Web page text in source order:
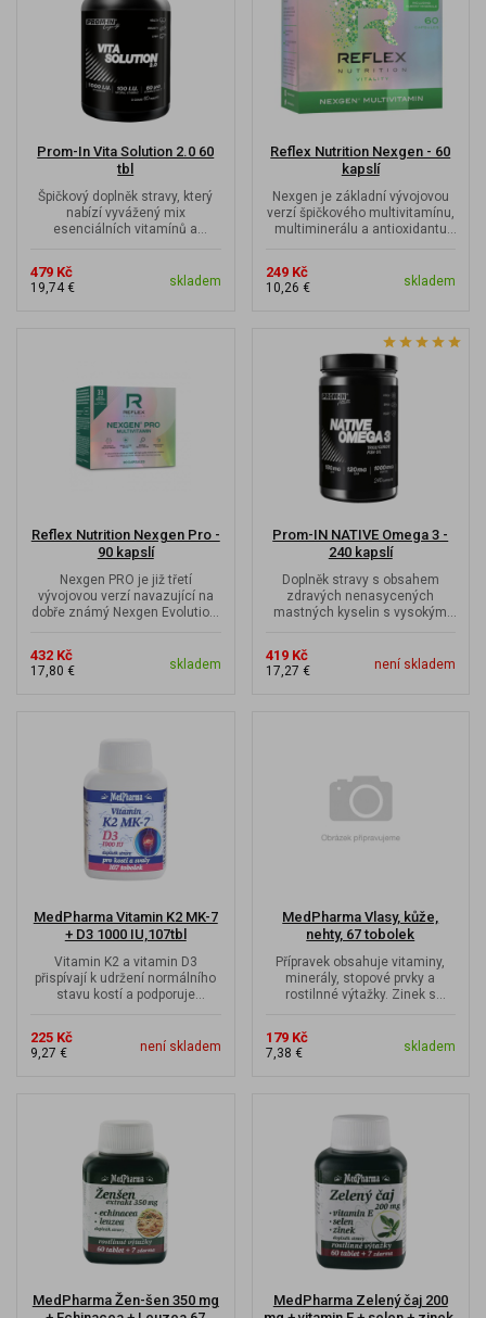
Prom-In Vita Solution 2.0 60
tbl
Špičkový doplněk stravy, který
nabízí vyvážený mix
esenciálních vitamínů a
479 Kč
19,74 € skladem
Reflex Nutrition Nexgen - 60
kapslí
Nexgen je základní vývojovou
verzí špičkového multivitamínu,
multiminerálu a antioxidantu
249 Kč
10,26 € skladem
Reflex Nutrition Nexgen Pro -
90 kapslí
Nexgen PRO je již třetí
vývojovou verzí navazující na
dobře známý Nexgen Evolution.
432 Kč
17,80 € skladem
Prom-IN NATIVE Omega 3 -
240 kapslí
Doplněk stravy s obsahem
zdravých nenasycených
mastných kyselin s vysokým
419 Kč
17,27 € není skladem
MedPharma Vitamin K2 MK-7
+ D3 1000 IU,107tbl
Vitamin K2 a vitamin D3
přispívají k udržení normálního
stavu kostí a podporuje
225 Kč
9,27 € není skladem
MedPharma Vlasy, kůže,
nehty, 67 tobolek
Přípravek obsahuje vitaminy,
minerály, stopové prvky a
rostilnné výtažky. Zinek s
179 Kč
7,38 € skladem
MedPharma Žen-šen 350 mg
MedPharma Zelený čaj 200